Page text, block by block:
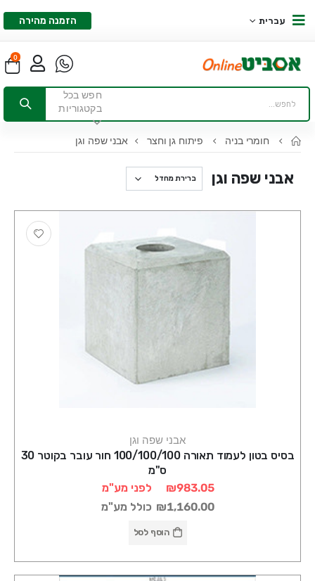
עברית הזמנה מהירה
0
חפש בכל
בקטגוריות
חומרי בניה פיתוח גן וחצר אבני שפה וגן
אבני שפה וגן
אבני שפה וגן
בסיס בטון לעמוד תאורה 100/100/100 חור עובר בקוטר 30
ס"מ
₪983.05
לפני מע"מ
₪1,160.00 כולל מע"מ
הוסף לסל